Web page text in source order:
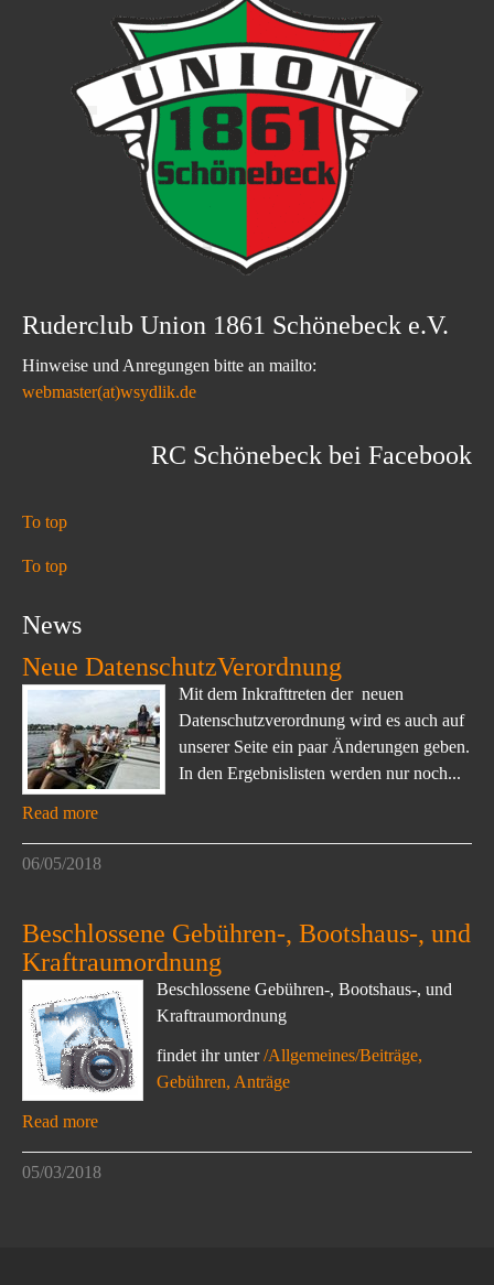
Ruderclub Union 1861 Schönebeck e.V.
Hinweise und Anregungen bitte an mailto:
webmaster(at)wsydlik.de
RC Schönebeck bei Facebook
To top
To top
News
Neue DatenschutzVerordnung
Mit dem Inkrafttreten der neuen
Datenschutzverordnung wird es auch auf
unserer Seite ein paar Änderungen geben.
In den Ergebnislisten werden nur noch...
Read more
06/05/2018
Beschlossene Gebühren-, Bootshaus-, und
Kraftraumordnung
Beschlossene Gebühren-, Bootshaus-, und
Kraftraumordnung
findet ihr unter/Allgemeines/Beiträge,
Gebühren, Anträge
Read more
05/03/2018